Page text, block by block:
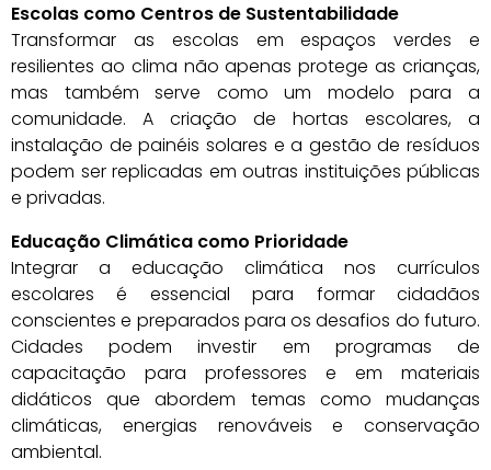
Escolas como Centros de Sustentabilidade
Transformar as escolas em espaços verdes e
resilientes ao clima não apenas protege as crianças,
mas também serve como um modelo para a
comunidade. A criação de hortas escolares, a
instalação de painéis solares e a gestão de resíduos
podem ser replicadas em outras instituições públicas
e privadas.
Educação Climática como Prioridade
Integrar a educação climática nos currículos
escolares é essencial para formar cidadãos
conscientes e preparados para os desafios do futuro.
Cidades podem investir em programas de
capacitação para professores e em materiais
didáticos que abordem temas como mudanças
climáticas, energias renováveis e conservação
ambiental.